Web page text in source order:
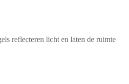
reflecteren licht en laten de ruimte